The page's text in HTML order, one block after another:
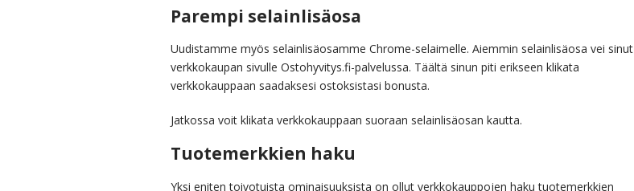
Parempi selainlisäosa
Uudistamme myös selainlisäosamme Chrome-selaimelle. Aiemmin selainlisäosa vei sinut
verkkokaupan sivulle Ostohyvitys.fi-palvelussa. Täältä sinun piti erikseen klikata
verkkokauppaan saadaksesi ostoksistasi bonusta.
Jatkossa voit klikata verkkokauppaan suoraan selainlisäosan kautta.
Tuotemerkkien haku
Yksi eniten toivotuista ominaisuuksista on ollut verkkokauppojen haku tuotemerkkien